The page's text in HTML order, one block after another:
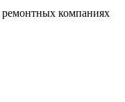
ремонтных компаниях